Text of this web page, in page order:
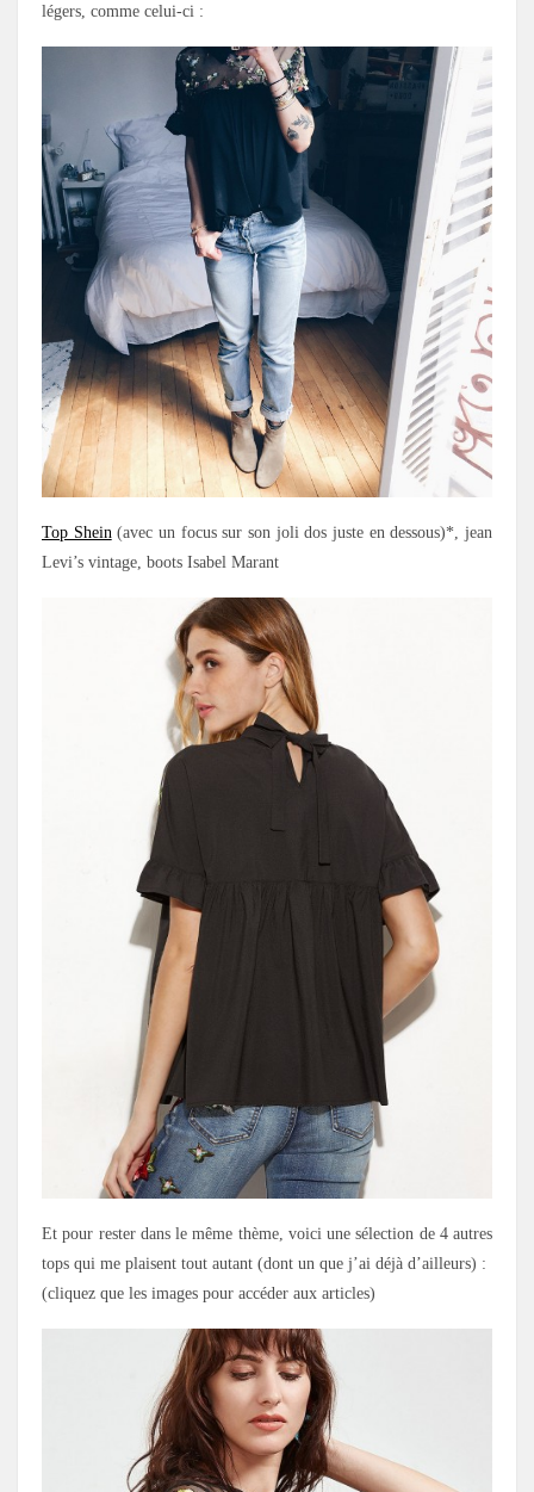
légers, comme celui-ci :
Top Shein (avec un focus sur son joli dos juste en dessous)*, jean
Levi’s vintage, boots Isabel Marant
Et pour rester dans le même thème, voici une sélection de 4 autres
tops qui me plaisent tout autant (dont un que j’ai déjà d’ailleurs) :
(cliquez que les images pour accéder aux articles)